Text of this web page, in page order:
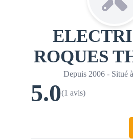
ROQUES
Depuis 2006 - Situé
5.0(1 avis)